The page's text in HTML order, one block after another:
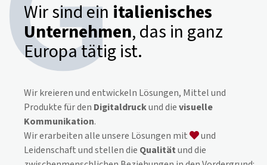
Wir sind ein italienisches
Unternehmen, das in ganz
Europa tätig ist.
Wir kreieren und entwickeln Lösungen, Mittel und
Produkte für den Digitaldruckund dievisuelle
Kommunikation.
Wir erarbeiten alle unsere Lösungen mit
und
Leidenschaft und stellen die Qualitätund die